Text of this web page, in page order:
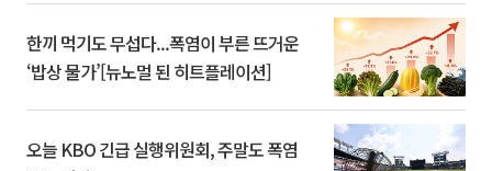
한끼 먹기도 무섭다...폭염이 부른 뜨거운
‘밥상 물가’[뉴노멀 된 히트플레이션]
오늘 KBO 긴급 실행위원회, 주말도 폭염